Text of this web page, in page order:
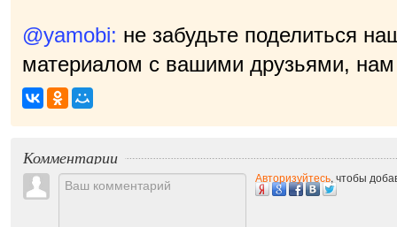
@yamobi: не забудьте поделиться
материалом с вашими друзьями, нам
Комментарии
Авторизуйтесь, чтобы